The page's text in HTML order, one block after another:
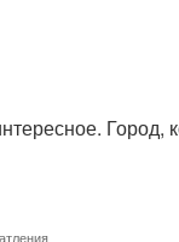
Город,